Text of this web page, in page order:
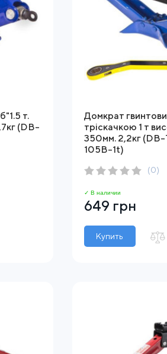
т.
(DB-
Домкрат
тріскачкою 1 т
350мм. 2,2кг
105B-1t)
(0)
✓ В наличии
649 грн
Купить